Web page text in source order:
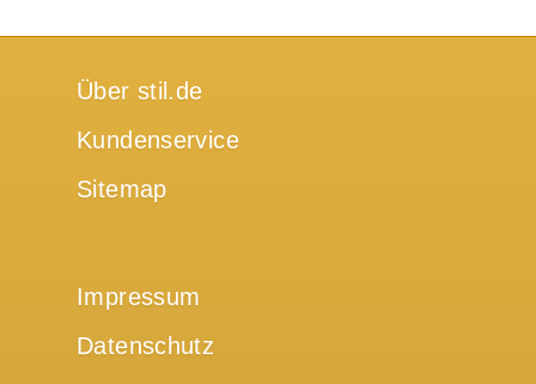
Über stil.de
Kundenservice
Sitemap
Impressum
Datenschutz